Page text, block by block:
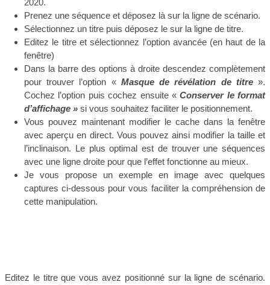
2020.
Prenez une séquence et déposez là sur la ligne de scénario.
Sélectionnez un titre puis déposez le sur la ligne de titre.
Editez le titre et sélectionnez l’option avancée (en haut de la
fenêtre)
Dans la barre des options à droite descendez complètement
pour trouver l’option « Masque de révélation de titre».
Cochez l’option puis cochez ensuite «Conserver le format
d’affichage » si vous souhaitez faciliter le positionnement.
Vous pouvez maintenant modifier le cache dans la fenêtre
avec aperçu en direct. Vous pouvez ainsi modifier la taille et
l’inclinaison. Le plus optimal est de trouver une séquences
avec une ligne droite pour que l’effet fonctionne au mieux.
Je vous propose un exemple en image avec quelques
captures ci-dessous pour vous faciliter la compréhension de
cette manipulation.
Editez le titre que vous avez positionné sur la ligne de scénario.